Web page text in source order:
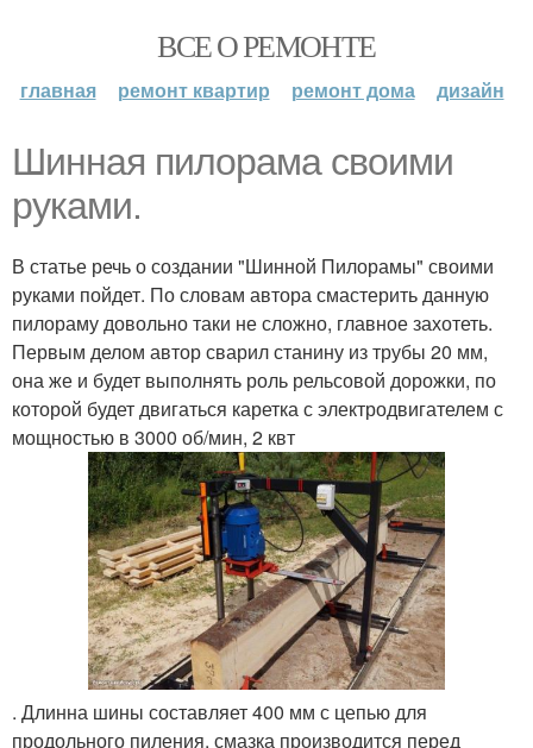
ВСЕ О РЕМОНТЕ
главная ремонт квартир ремонт дома дизайн
Шинная пилорама своими
руками.
В статье речь о создании "Шинной Пилорамы" своими
руками пойдет. По словам автора смастерить данную
пилораму довольно таки не сложно, главное захотеть.
Первым делом автор сварил станину из трубы 20 мм,
она же и будет выполнять роль рельсовой дорожки, по
которой будет двигаться каретка с электродвигателем с
мощностью в 3000 об/мин, 2 квт
. Длинна шины составляет 400 мм с цепью для
продольного пиления, смазка производится перед